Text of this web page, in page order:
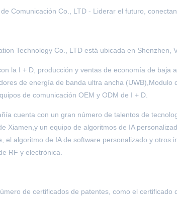
Comunicación Co., LTD - Liderar el futuro,
Technology Co., LTD está ubicada en Shenzhen,
la I + D, producción y ventas de economía de
de energía de banda ultra ancha
de comunicación OEM y ODM de I + D.
cuenta con un gran número de talentos de
Xiamen,y un equipo de algoritmos de IA
el algoritmo de IA de software personalizado y
RF y electrónica.
de certificados de patentes, como el